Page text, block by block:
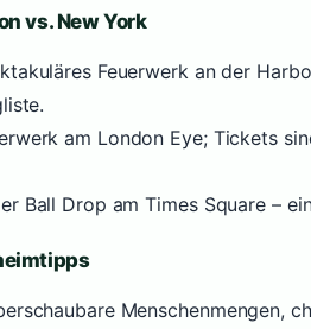
vs. New York
Feuerwerk an der
am London Eye; Tickets
Ball Drop am Times Square –
Menschenmengen,